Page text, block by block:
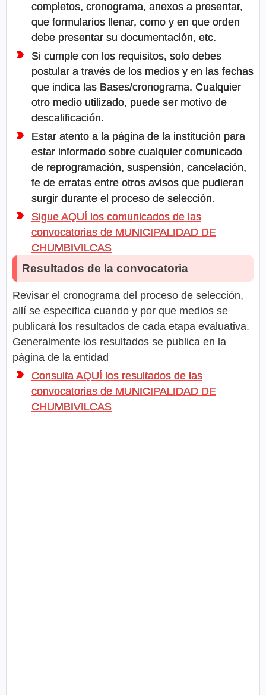
completos, cronograma, anexos a presentar,
que formularios llenar, como y en que orden
debe presentar su documentación, etc.
Si cumple con los requisitos, solo debes
postular a través de los medios y en las fechas
que indica las Bases/cronograma. Cualquier
otro medio utilizado, puede ser motivo de
descalificación.
Estar atento a la página de la institución para
estar informado sobre cualquier comunicado
de reprogramación, suspensión, cancelación,
fe de erratas entre otros avisos que pudieran
surgir durante el proceso de selección.
Sigue AQUÍ los comunicados de las
convocatorias de MUNICIPALIDAD DE
CHUMBIVILCAS
Resultados de la convocatoria
Revisar el cronograma del proceso de selección,
allí se especifica cuando y por que medios se
publicará los resultados de cada etapa evaluativa.
Generalmente los resultados se publica en la
página de la entidad
Consulta AQUÍ los resultados de las
convocatorias de MUNICIPALIDAD DE
CHUMBIVILCAS